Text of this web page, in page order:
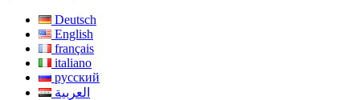
Deutsch
English
français
italiano
русский
العربية